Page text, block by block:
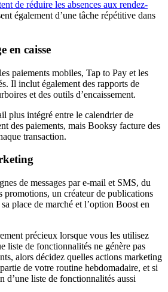
de réduire les absences aux rendez-
également d’une tâche répétitive dans
en caisse
paiements mobiles, Tap to Pay et les
Il inclut également des rapports de
et des outils d’encaissement.
plus intégré entre le calendrier de
des paiements, mais Booksy facture des
transaction.
de messages par e-mail et SMS, du
promotions, un créateur de publications
place de marché et l’option Boost en
précieux lorsque vous les utilisez
liste de fonctionnalités ne génère pas
alors décidez quelles actions marketing
de votre routine hebdomadaire, et si
d’une liste de fonctionnalités aussi